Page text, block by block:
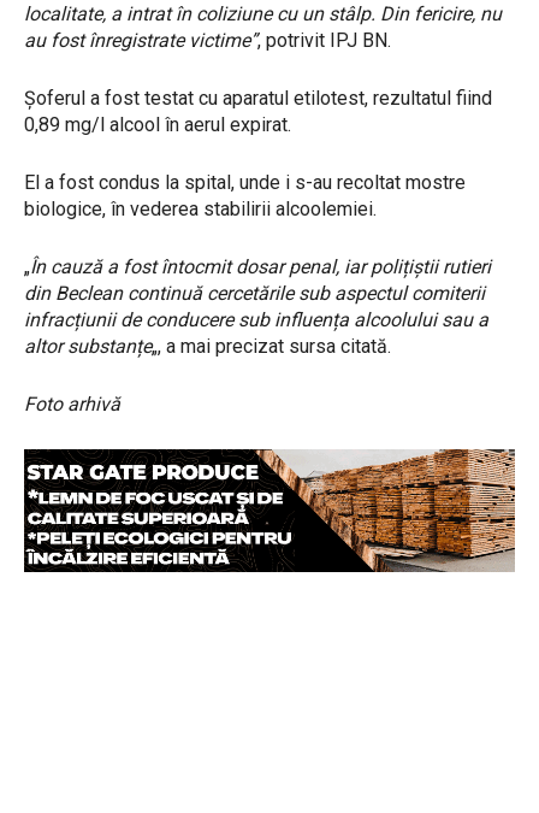
localitate, a intrat în coliziune cu un stâlp. Din fericire, nu
au fost înregistrate victime”, potrivit IPJ BN.
Șoferul a fost testat cu aparatul etilotest, rezultatul fiind
0,89 mg/l alcool în aerul expirat.
El a fost condus la spital, unde i s-au recoltat mostre
biologice, în vederea stabilirii alcoolemiei.
„În cauză a fost întocmit dosar penal, iar polițiștii rutieri
din Beclean continuă cercetările sub aspectul comiterii
infracțiunii de conducere sub influența alcooluluisau a
altor substanțe„, a mai precizat sursa citată.
Foto arhivă